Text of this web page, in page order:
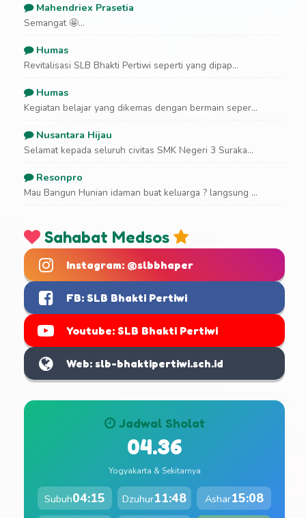
Mahendriex Prasetia
Semangat 🤩...
Humas
Revitalisasi SLB Bhakti Pertiwi seperti yang dipap...
Humas
Kegiatan belajar yang dikemas dengan bermain seper...
Nusantara Hijau
Selamat kepada seluruh civitas SMK Negeri 3 Suraka...
Resonpro
Mau Bangun Hunian idaman buat keluarga ? langsung ...
Sahabat Medsos
Instagram: @slbbhaper
FB: SLB Bhakti Pertiwi
Youtube: SLB Bhakti Pertiwi
Web: slb-bhaktipertiwi.sch.id
Jadwal Sholat
04.36
Yogyakarta & Sekitarnya
Subuh04:15 Dzuhur11:48 Ashar15:08